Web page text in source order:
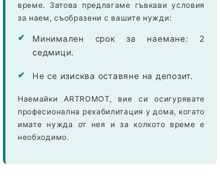
време. Затова предлагаме гъвкави условия
за наем, съобразени с вашите нужди:
Минимален срок за наемане: 2
седмици.
Не се изисква оставяне на депозит.
Наемайки ARTROMOT, вие си осигурявате
професионална рехабилитация у дома, когато
имате нужда от нея и за колкото време е
необходимо.